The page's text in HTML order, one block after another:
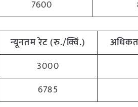
7600
न्यूनतमरेट (रु./क्विं.)
3000
6785